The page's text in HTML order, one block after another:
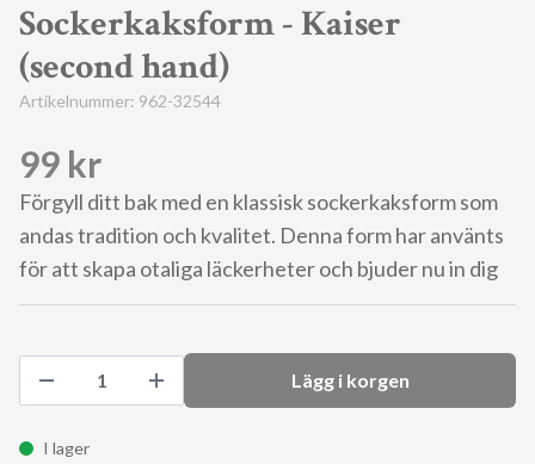
Sockerkaksform - Kaiser
(second hand)
Artikelnummer: 962-32544
99 kr
Förgyll ditt bak med en klassisk sockerkaksform som
andas tradition och kvalitet. Denna form har använts
för att skapa otaliga läckerheter och bjuder nu in dig
Lägg i korgen
I lager